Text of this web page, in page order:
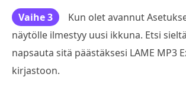
Vaihe 3
Kun olet avannut
näytölle ilmestyy uusi ikkuna. Etsi
napsauta sitä päästäksesi LAME MP3
kirjastoon.